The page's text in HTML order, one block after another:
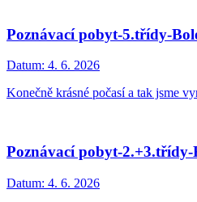
Poznávací pobyt-5.třídy-
Datum: 4. 6. 2026
Konečně krásné počasí a tak jsme
Poznávací pobyt-
Datum: 4. 6. 2026